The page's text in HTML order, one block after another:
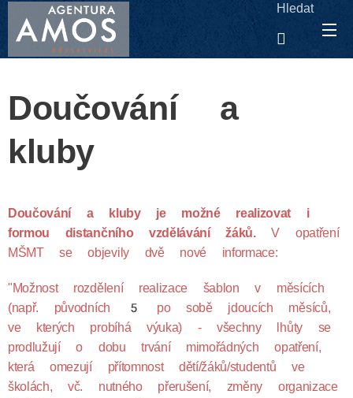
Hledat
Doučování a
kluby
Doučování a kluby je možné realizovat i
formou distančního vzdělávání žáků.V opatření
MŠMT se objevily dvě nové informace:
"Možnost rozdělení realizace šablon v měsících
(např. původních 5 po sobě jdoucích měsíců,
ve kterých probíhá výuka) - všechny lhůty se
prodlužují o dobu trvání mimořádných opatření,
která omezují přítomnost dětí/žáků/studentů ve
školách, vč. nutného přerušení, změny organizace